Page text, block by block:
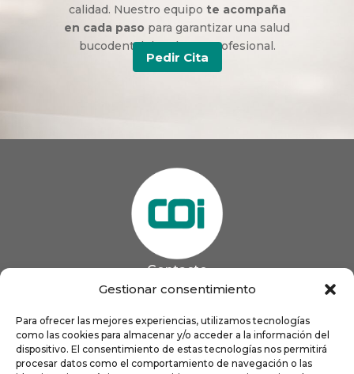
Gestionar consentimiento
Para ofrecer las mejores experiencias, utilizamos tecnologías
como las cookies para almacenar y/o acceder a la información del
dispositivo. El consentimiento de estas tecnologías nos permitirá
procesar datos como el comportamiento de navegación o las
calidad. Nuestro equipo te acompaña
en cada paso para garantizar una salud
bucodental duradera y profesional.
Pedir Cita
Contacto
 coigijon@gmail.com
Horario
Lun
9:00 a 13:00 - 16:00 a 21:00
Mar
9:00 a 13:00 - 16:00 a 20:00